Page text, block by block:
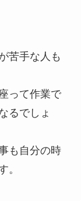
苦手な人も
って作業で
るでしょ
も自分の時
。